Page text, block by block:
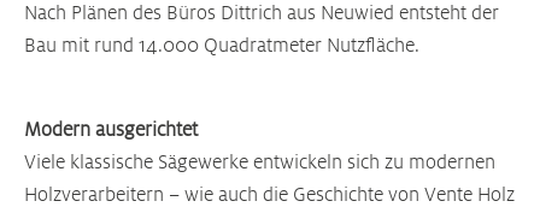
Nach Plänen des Büros Dittrich aus Neuwied entsteht der
Bau mit rund 14.000 Quadratmeter Nutzfläche.
Modern ausgerichtet
Viele klassische Sägewerke entwickeln sich zu modernen
Holzverarbeitern – wie auch die Geschichte von Vente Holz